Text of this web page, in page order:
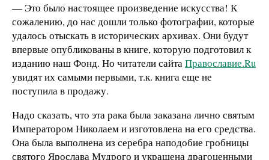
— Это было настоящее произведение искусства! К
сожалению, до нас дошли только фотографии, которые
удалось отыскать в исторических архивах. Они будут
впервые опубликованы в книге, которую подготовил к
изданию наш Фонд. Но читатели сайтаПравославие.Ru
увидят их самыми первыми, т.к. книга еще не
поступила в продажу.
Надо сказать, что эта рака была заказана лично святым
Императором Николаем и изготовлена на его средства.
Она была выполнена из серебра наподобие гробницы
святого Ярослава Мудрого и украшена драгоценными